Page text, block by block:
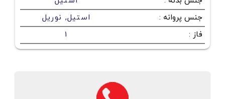
جنس پروانه :
استیل, نوریل
فاز :
1